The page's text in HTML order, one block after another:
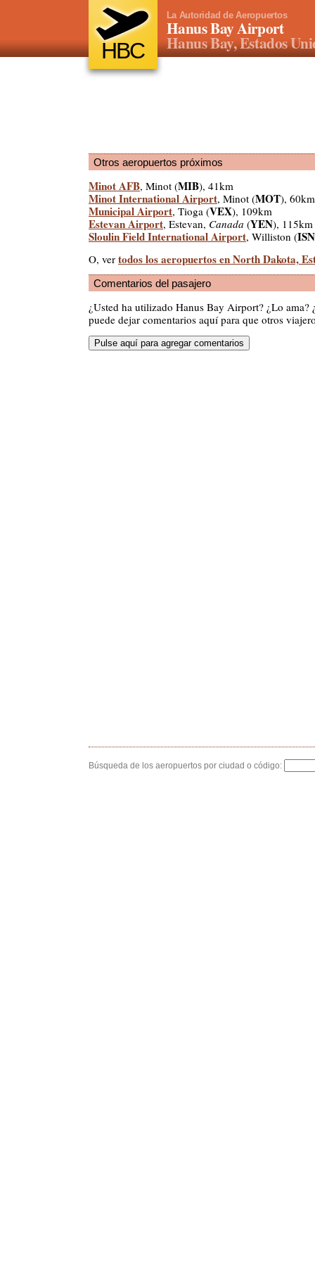
HBC
La Autoridad de Aeropuertos
Hanus Bay Airport
Hanus Bay, Estados
Otros aeropuertos próximos
Minot AFB, Minot (MIB), 41km
Minot International Airport, Minot (MOT), 60km
Municipal Airport, Tioga (VEX), 109km
Estevan Airport, Estevan, Canada (YEN), 115km
Sloulin Field International Airport, Williston (ISN
O, ver todos los aeropuertos en North Dakota,
Comentarios del pasajero
¿Usted ha utilizado Hanus Bay Airport? ¿Lo ama?
puede dejar comentarios aquí para que otros
Búsqueda de los aeropuertos por ciudad o código: